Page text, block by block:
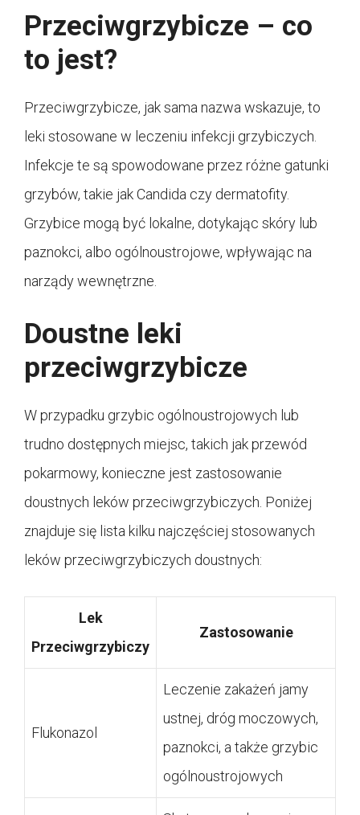
Przeciwgrzybicze – co
to jest?
Przeciwgrzybicze, jak sama nazwa wskazuje, to
leki stosowane w leczeniu infekcji grzybiczych.
Infekcje te są spowodowane przez różne gatunki
grzybów, takie jak Candida czy dermatofity.
Grzybice mogą być lokalne, dotykając skóry lub
paznokci, albo ogólnoustrojowe, wpływając na
narządy wewnętrzne.
Doustne leki
przeciwgrzybicze
W przypadku grzybic ogólnoustrojowych lub
trudno dostępnych miejsc, takich jak przewód
pokarmowy, konieczne jest zastosowanie
doustnych leków przeciwgrzybiczych. Poniżej
znajduje się lista kilku najczęściej stosowanych
leków przeciwgrzybiczych doustnych:
Lek
Przeciwgrzybiczy
Zastosowanie
Flukonazol
Leczenie zakażeń jamy
ustnej, dróg moczowych,
paznokci, a także grzybic
ogólnoustrojowych